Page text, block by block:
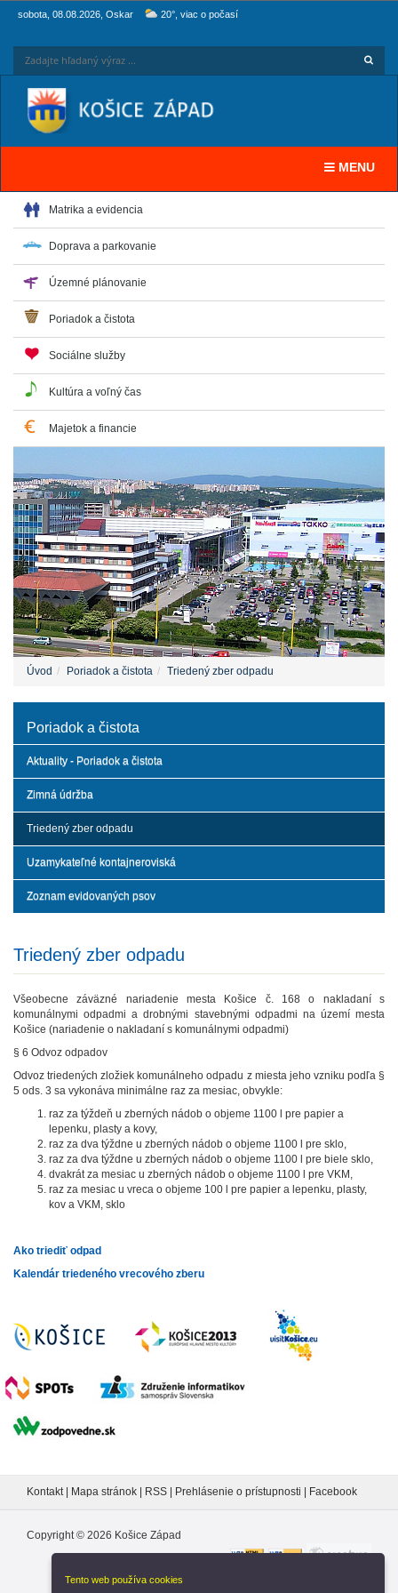
sobota, 08.08.2026, Oskar 20°, viac o počasí
Toggle
MENU
Matrika a evidencia
Doprava a parkovanie
Územné plánovanie
Poriadok a čistota
Sociálne služby
Kultúra a voľný čas
Majetok a financie
Úvod Poriadok a čistota Triedený zber odpadu
Poriadok a čistota
Aktuality - Poriadok a čistota
Zimná údržba
Triedený zber odpadu
Uzamykateľné kontajneroviská
Zoznam evidovaných psov
Triedený zber odpadu
Všeobecne záväzné nariadenie mesta Košice č. 168 o nakladaní s
komunálnymi odpadmi a drobnými stavebnými odpadmi na území mesta
Košice (nariadenie o nakladaní s komunálnymi odpadmi)
§ 6 Odvoz odpadov
Odvoz triedených zložiek komunálneho odpadu z miesta jeho vzniku podľa §
5 ods. 3 sa vykonáva minimálne raz za mesiac, obvykle:
raz za týždeň u zberných nádob o objeme 1100 l pre papier a
lepenku, plasty a kovy,
raz za dva týždne u zberných nádob o objeme 1100 l pre sklo,
raz za dva týždne u zberných nádob o objeme 1100 l pre biele sklo,
dvakrát za mesiac u zberných nádob o objeme 1100 l pre VKM,
raz za mesiac u vreca o objeme 100 l pre papier a lepenku, plasty,
kov a VKM, sklo
Ako triediť odpad
Kalendár triedeného vrecového zberu
Kontakt | Mapa stránok | RSS | Prehlásenie o prístupnosti | Facebook
Copyright © 2026 Košice Západ
Tento web používa cookies